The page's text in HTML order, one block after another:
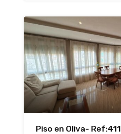
Piso en Oliva- Ref:411